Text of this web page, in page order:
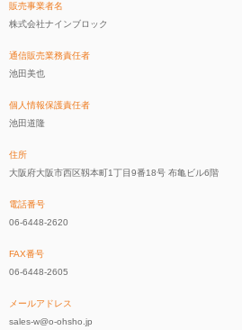
販売事業者名
株式会社ナインブロック
通信販売業務責任者
池田美也
個人情報保護責任者
池田道隆
住所
大阪府大阪市西区靱本町1丁目9番18号 布亀ビル6階
電話番号
06-6448-2620
FAX番号
06-6448-2605
メールアドレス
sales-w@o-ohsho.jp